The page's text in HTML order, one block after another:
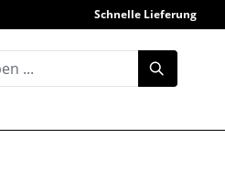
Schnelle Lieferung